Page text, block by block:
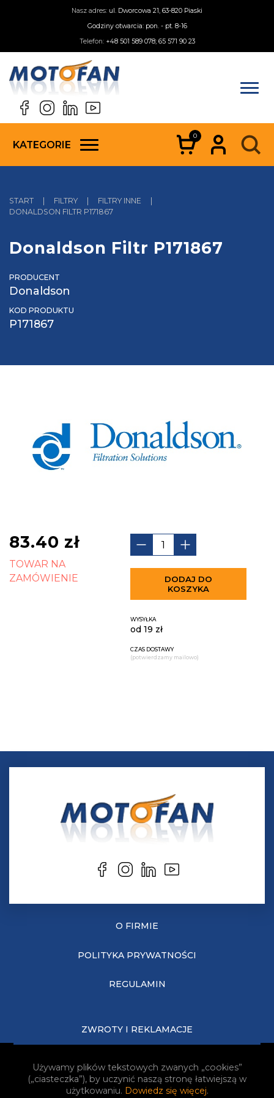
Nasz adres: ul. Dworcowa 21, 63-820 Piaski
Godziny otwarcia: pon. - pt. 8-16
Telefon: +48 501 589 078; 65 571 90 23
KATEGORIE
0
START | FILTRY | FILTRY INNE
|
DONALDSON FILTR P171867
Donaldson Filtr P171867
PRODUCENT
Donaldson
KOD PRODUKTU
P171867
83.40 zł
TOWAR NA
ZAMÓWIENIE
DODAJ DO
KOSZYKA
WYSYŁKA
od 19 zł
CZAS DOSTAWY
(potwierdzamy mailowo)
O FIRMIE
POLITYKA PRYWATNOŚCI
REGULAMIN
ZWROTY I REKLAMACJE
JAK KUPOWAĆ?
Używamy plików tekstowych zwanych „cookies”
(„ciasteczka”), by uczynić naszą stronę łatwiejszą w
użytkowaniu. Dowiedz się więcej.